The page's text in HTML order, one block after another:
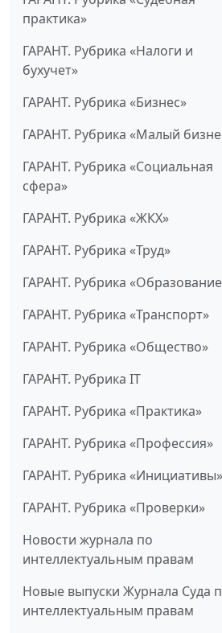
практика»
ГАРАНТ. Рубрика «Налоги и
бухучет»
ГАРАНТ. Рубрика «Бизнес»
ГАРАНТ. Рубрика «Малый
ГАРАНТ. Рубрика «Социальная
сфера»
ГАРАНТ. Рубрика «ЖКХ»
ГАРАНТ. Рубрика «Труд»
ГАРАНТ. Рубрика
ГАРАНТ. Рубрика «Транспорт»
ГАРАНТ. Рубрика «Общество»
ГАРАНТ. Рубрика IT
ГАРАНТ. Рубрика «Практика»
ГАРАНТ. Рубрика «Профессия»
ГАРАНТ. Рубрика «Инициативы»
ГАРАНТ. Рубрика «Проверки»
Новости журнала по
интеллектуальным правам
Новые выпуски Журнала Суда
интеллектуальным правам